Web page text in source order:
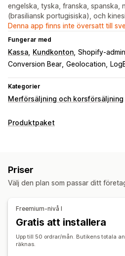
engelska, tyska, franska, spanska,
(brasiliansk portugisiska), och
Denna app finns inte översatt till
Fungerar med
Kassa Kundkonton Shopify-admin
Conversion Bear Geolocation
Kategorier
Merförsäljning och korsförsäljning
Anpassning
Varukorgspanel
Flera valutor
Flera språk
Erbjudanden och rekommendationer
Produkttillägg
AI-rekommendationer
Produktpaket
Sådant som ofta köps tillsammans
Priser
Välj den plan som passar ditt
Freemium-nivå I
Gratis att installera
Upp till 50 ordrar/mån. Butikens totala
räknas.